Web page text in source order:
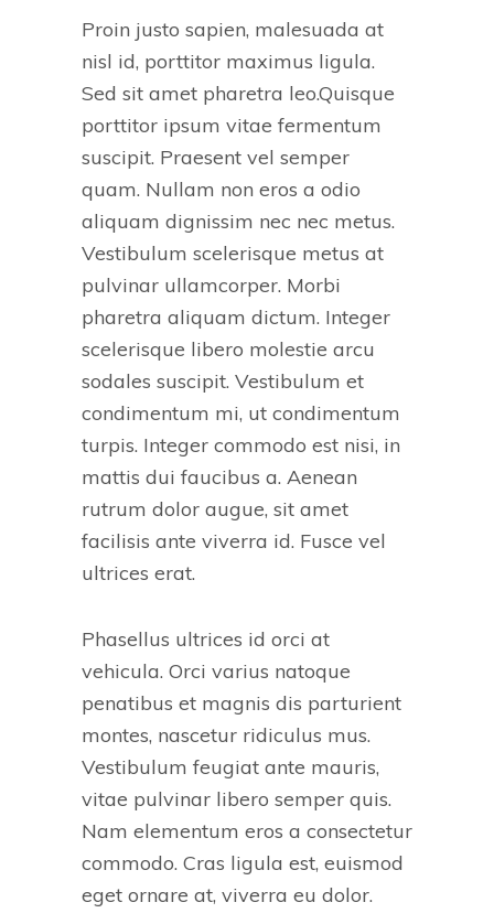
Proin justo sapien, malesuada at
nisl id, porttitor maximus ligula.
Sed sit amet pharetra leo.Quisque
porttitor ipsum vitae fermentum
suscipit. Praesent vel semper
quam. Nullam non eros a odio
aliquam dignissim nec nec metus.
Vestibulum scelerisque metus at
pulvinar ullamcorper. Morbi
pharetra aliquam dictum. Integer
scelerisque libero molestie arcu
sodales suscipit. Vestibulum et
condimentum mi, ut condimentum
turpis. Integer commodo est nisi, in
mattis dui faucibus a. Aenean
rutrum dolor augue, sit amet
facilisis ante viverra id. Fusce vel
ultrices erat.
Phasellus ultrices id orci at
vehicula. Orci varius natoque
penatibus et magnis dis parturient
montes, nascetur ridiculus mus.
Vestibulum feugiat ante mauris,
vitae pulvinar libero semper quis.
Nam elementum eros a consectetur
commodo. Cras ligula est, euismod
eget ornare at, viverra eu dolor.